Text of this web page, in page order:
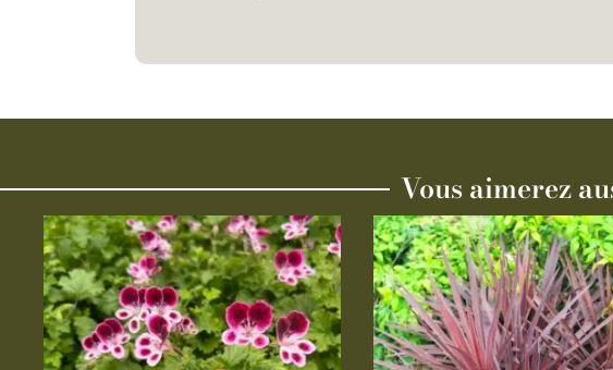
Vous aimerez